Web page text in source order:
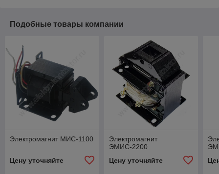
Подобные товары компании
Электромагнит МИС-1100
Цену уточняйте
Электромагнит
ЭМИС-2200
Цену уточняйте